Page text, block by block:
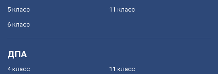
5 класс
6 класс
11 класс
ДПА
4 класс 11 класс